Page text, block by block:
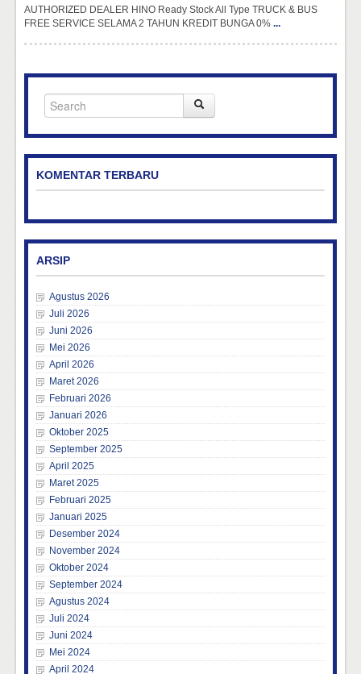
AUTHORIZED DEALER HINO Ready Stock All Type TRUCK & BUS
FREE SERVICE SELAMA 2 TAHUN KREDIT BUNGA 0% ...
KOMENTAR TERBARU
ARSIP
Agustus 2026
Juli 2026
Juni 2026
Mei 2026
April 2026
Maret 2026
Februari 2026
Januari 2026
Oktober 2025
September 2025
April 2025
Maret 2025
Februari 2025
Januari 2025
Desember 2024
November 2024
Oktober 2024
September 2024
Agustus 2024
Juli 2024
Juni 2024
Mei 2024
April 2024